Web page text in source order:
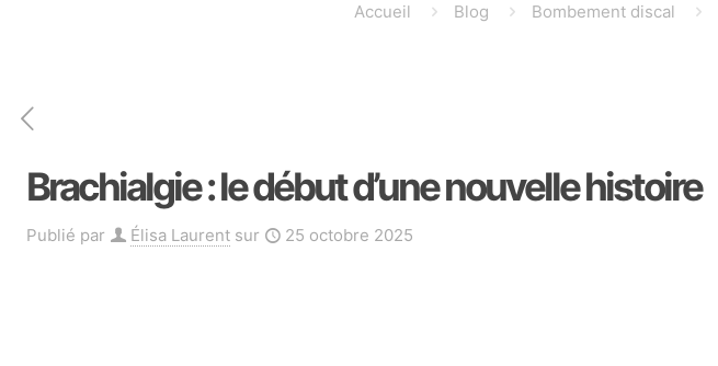
Accueil Blog Bombement discal
Brachialgie : le début d’une nouvelle histoire
Publié par Élisa Laurent sur 25 octobre 2025